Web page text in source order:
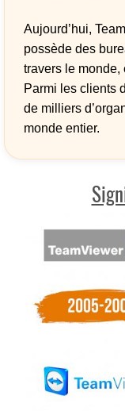
Aujourd’hui,
possède des
travers le monde,
Parmi les clients
de milliers
monde entier.